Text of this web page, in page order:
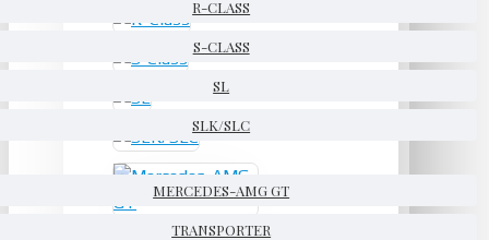
R-CLASS
S-CLASS
SL
SLK/SLC
MERCEDES-AMG GT
TRANSPORTER